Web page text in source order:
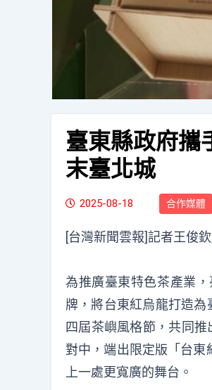
臺東縣政府攜
末臺北城
2025-08-18 合作媒體
[台灣新聞雲報]記者王俊
為推廣臺東特色茶產業
牌，將台東紅烏龍打造
四屆茶嶼風格節，共同
對中，端出限定版「台東
上一處更寬廣的舞台。